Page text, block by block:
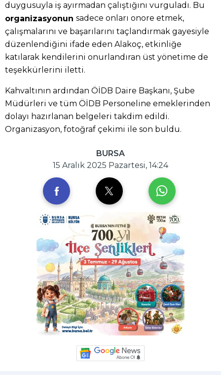
duygusuyla iş ayırmadan çalıştığını vurguladı. Bu
organizasyonun sadece onları onore etmek,
çalışmalarını ve başarılarını taçlandırmak gayesiyle
düzenlendiğini ifade eden Alakoç, etkinliğe
katılarak kendilerini onurlandıran üst yönetime de
teşekkürlerini iletti.
Kahvaltının ardından ÖİDB Daire Başkanı, Şube
Müdürleri ve tüm ÖİDB Personeline emeklerinden
dolayı hazırlanan belgeleri takdim edildi.
Organizasyon, fotoğraf çekimi ile son buldu.
BURSA
15 Aralık 2025 Pazartesi, 14:24